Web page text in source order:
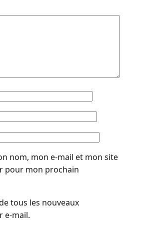
nom, mon e-mail et mon site
pour mon prochain
tous les nouveaux
e-mail.